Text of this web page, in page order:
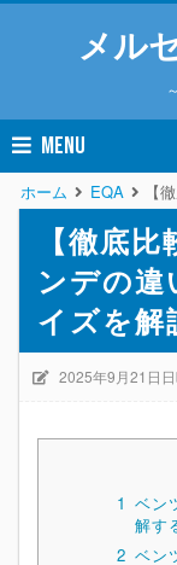
メル
MENU
ホーム EQA 【
【徹底
ンデの違
イズを解
2025年9月21日日
1 ベン
解す
2 ベン